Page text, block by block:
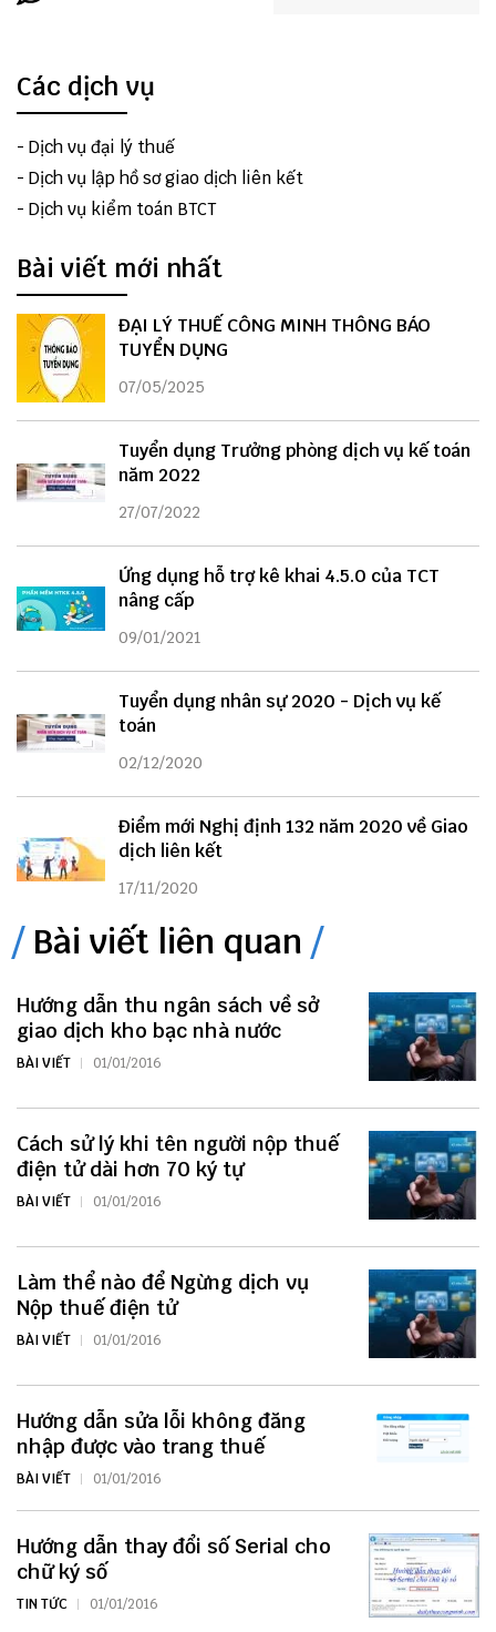
Các dịch vụ
- Dịch vụ đại lý thuế
- Dịch vụ lập hồ sơ giao dịch liên kết
- Dịch vụ kiểm toán BTCT
Bài viết mới nhất
ĐẠI LÝ THUẾ CÔNG MINH THÔNG BÁO
TUYỂN DỤNG
07/05/2025
Tuyển dụng Trưởng phòng dịch vụ kế toán
năm 2022
27/07/2022
Ứng dụng hỗ trợ kê khai 4.5.0 của TCT
nâng cấp
09/01/2021
Tuyển dụng nhân sự 2020 - Dịch vụ kế
toán
02/12/2020
Điểm mới Nghị định 132 năm 2020 về Giao
dịch liên kết
17/11/2020
Bài viết liên quan
Hướng dẫn thu ngân sách về sở
giao dịch kho bạc nhà nước
BÀI VIẾT 01/01/2016
Cách sử lý khi tên người nộp thuế
điện tử dài hơn 70 ký tự
BÀI VIẾT 01/01/2016
Làm thể nào để Ngừng dịch vụ
Nộp thuế điện tử
BÀI VIẾT 01/01/2016
Hướng dẫn sửa lỗi không đăng
nhập được vào trang thuế
BÀI VIẾT 01/01/2016
Hướng dẫn thay đổi số Serial cho
chữ ký số
TIN TỨC 01/01/2016